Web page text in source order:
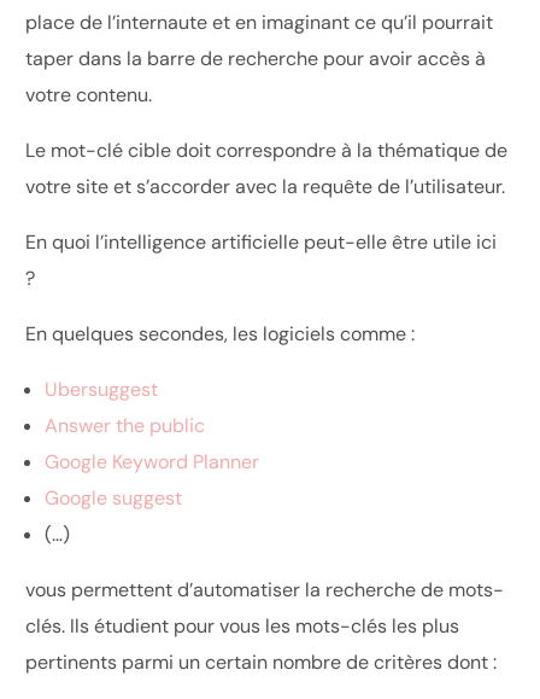
place de l’internaute et en imaginant ce qu’il pourrait
taper dans la barre de recherche pour avoir accès à
votre contenu.
Le mot-clé cible doit correspondre à la thématique de
votre site et s’accorder avec la requête de l’utilisateur.
En quoi l’intelligence artificielle peut-elle être utile ici
?
En quelques secondes, les logiciels comme :
Ubersuggest
Answer the public
Google Keyword Planner
Google suggest
(…)
vous permettent d’automatiser la recherche de mots-
clés. Ils étudient pour vous les mots-clés les plus
pertinents parmi un certain nombre de critères dont :